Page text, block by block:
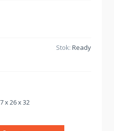
Stok: Ready
x 26 x 32